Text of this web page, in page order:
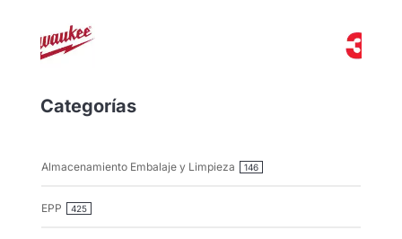
Categorías
Almacenamiento Embalaje y Limpieza 146
EPP 425